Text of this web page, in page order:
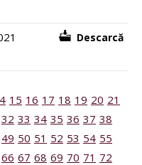
Descarcă
15 16 17 18 19 20 21
32 33 34 35 36 37 38
49 50 51 52 53 54 55
66 67 68 69 70 71 72